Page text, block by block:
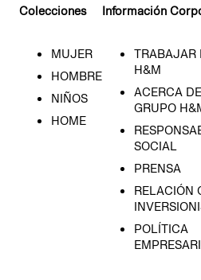
Colecciones
MUJER
HOMBRE
NIÑOS
HOME
Información
TRABAJAR
H&M
ACERCA
GRUPO
SOCIAL
PRENSA
RELACIÓN
POLÍTICA